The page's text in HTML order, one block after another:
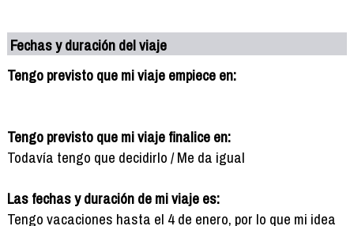
Fechas y duración del viaje
Tengo previsto que mi viaje empiece en:
Tengo previsto que mi viaje finalice en:
Todavía tengo que decidirlo / Me da igual
Las fechas y duración de mi viaje es:
Tengo vacaciones hasta el 4 de enero, por lo que mi idea